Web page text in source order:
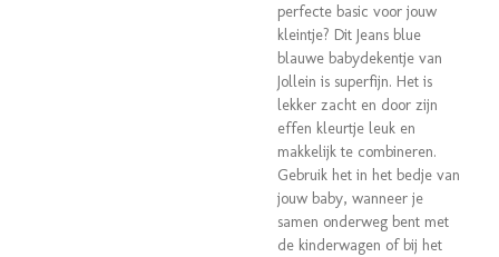
perfecte basic voor jouw
kleintje? Dit Jeans blue
blauwe babydekentje van
Jollein is superfijn. Het is
lekker zacht en door zijn
effen kleurtje leuk en
makkelijk te combineren.
Gebruik het in het bedje van
jouw baby, wanneer je
samen onderweg bent met
de kinderwagen of bij het